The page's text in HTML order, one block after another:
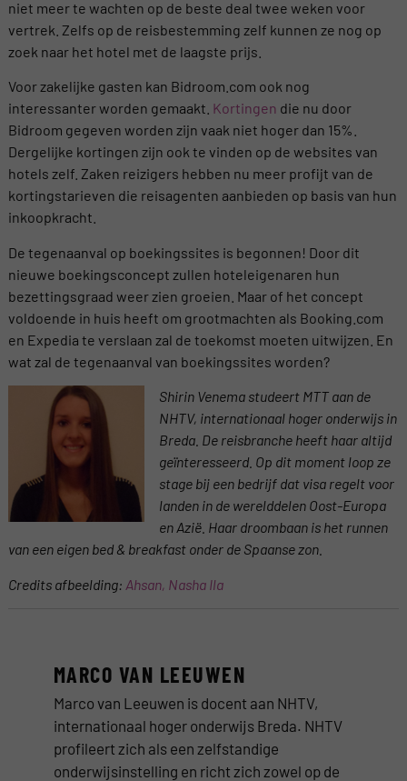
niet meer te wachten op de beste deal twee weken voor
vertrek. Zelfs op de reisbestemming zelf kunnen ze nog op
zoek naar het hotel met de laagste prijs.
Voor zakelijke gasten kan Bidroom.com ook nog
interessanter worden gemaakt. Kortingen die nu door
Bidroom gegeven worden zijn vaak niet hoger dan 15%.
Dergelijke kortingen zijn ook te vinden op de websites van
hotels zelf. Zaken reizigers hebben nu meer profijt van de
kortingstarieven die reisagenten aanbieden op basis van hun
inkoopkracht.
De tegenaanval op boekingssites is begonnen! Door dit
nieuwe boekingsconcept zullen hoteleigenaren hun
bezettingsgraad weer zien groeien. Maar of het concept
voldoende in huis heeft om grootmachten als Booking.com
en Expedia te verslaan zal de toekomst moeten uitwijzen. En
wat zal de tegenaanval van boekingssites worden?
Shirin Venema studeert MTT aan de
NHTV, internationaal hoger onderwijs in
Breda. De reisbranche heeft haar altijd
geïnteresseerd. Op dit moment loop ze
stage bij een bedrijf dat visa regelt voor
landen in de werelddelen Oost-Europa
en Azië. Haar droombaan is het runnen
van een eigen bed & breakfast onder de Spaanse zon.
Credits afbeelding: Ahsan, Nasha Ila
MARCO VAN LEEUWEN
Marco van Leeuwen is docent aan NHTV,
internationaal hoger onderwijs Breda. NHTV
profileert zich als een zelfstandige
onderwijsinstelling en richt zich zowel op de